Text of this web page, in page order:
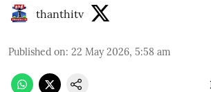
thanthitv
Published on: 22 May 2026, 5:58 am